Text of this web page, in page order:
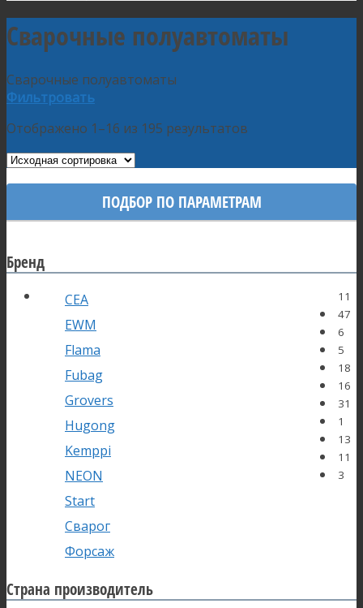
Сварочные полуавтоматы
Сварочные полуавтоматы
Фильтровать
Отображено 1–16 из 195 результатов
ПОДБОР ПО ПАРАМЕТРАМ
Бренд
CEA 11
EWM
47
Flama
6
Fubag
5
Grovers
18
Hugong
16
Kemppi
31
NEON
1
Start
13
Сварог
11
Форсаж
3
Страна производитель